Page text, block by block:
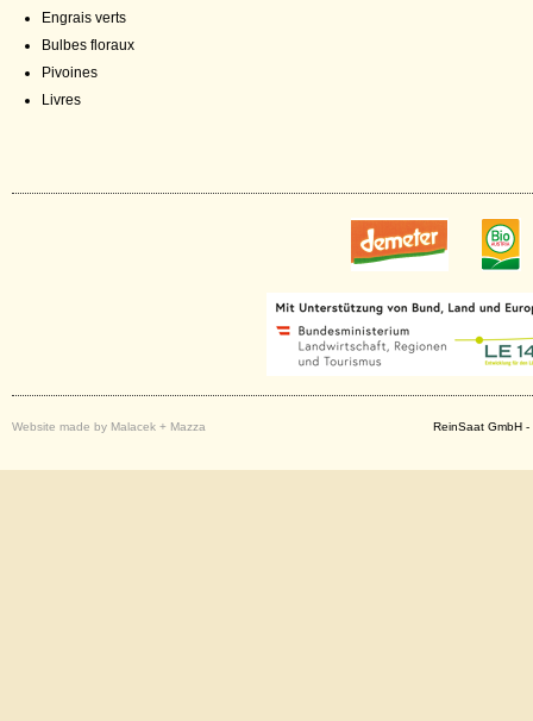
Engrais verts
Bulbes floraux
Pivoines
Livres
Website made by Malacek + Mazza ReinSaat GmbH